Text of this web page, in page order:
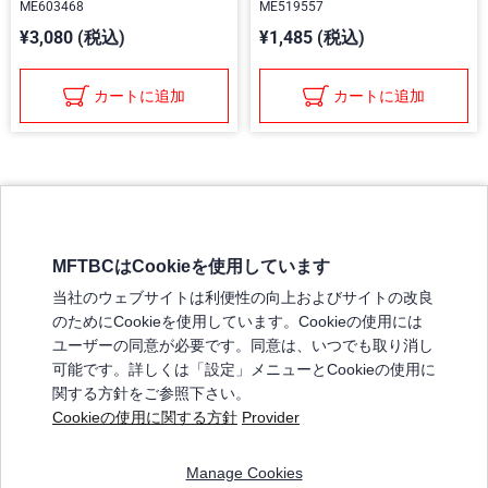
ME603468
¥3,080 (税込)
カートに追加
ME519557
¥1,485 (税込)
カートに追加
弊社の製品について
販売店リスト
よくある質問 / お問い合わせ
特定商取引法に基づく表記
三菱ふそうショップ_利用規約
MFTBCはCookieを使用しています
当社のウェブサイトは利便性の向上およびサイトの改良
のためにCookieを使用しています。Cookieの使用には
ユーザーの同意が必要です。同意は、いつでも取り消し
可能です。詳しくは「設定」メニューとCookieの使用に
関する方針をご参照下さい。
Cookieの使用に関する方針 Provider
Manage Cookies